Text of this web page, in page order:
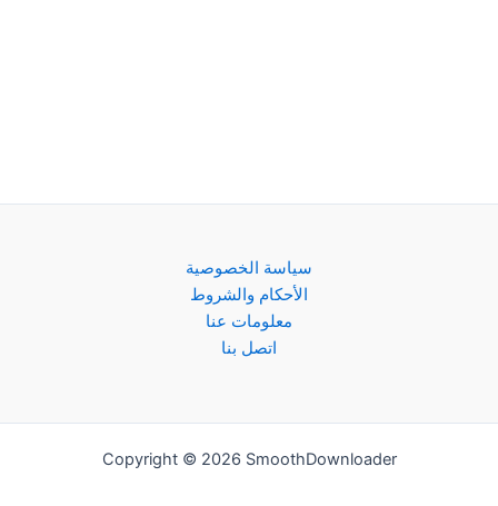
سياسة الخصوصية
الأحكام والشروط
معلومات عنا
اتصل بنا
Copyright © 2026 SmoothDownloader